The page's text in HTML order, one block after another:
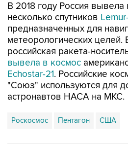
В 2018 году Россия вывела
несколько спутников
предназначенных для
метеорологических целей.
российская ракета-
вывела в космос
Echostar-21. Российские
"Союз" используются для
астронавтов НАСА на МКС.
Роскосмос Пентагон США